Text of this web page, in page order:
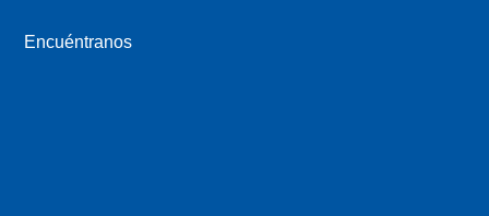
Encuéntranos